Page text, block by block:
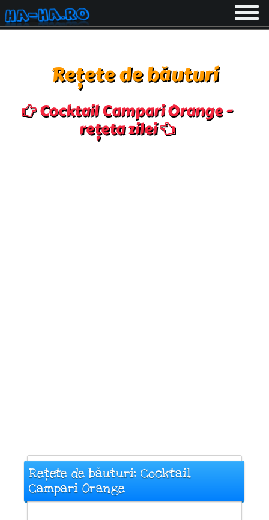
Toggle
Rețete de băuturi
Cocktail Campari Orange -
rețeta zilei
Rețete de băuturi: Cocktail
Campari Orange